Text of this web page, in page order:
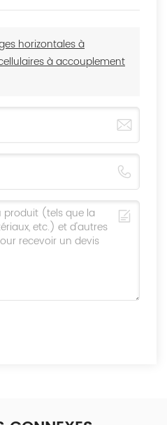
horizontales à
à accouplement